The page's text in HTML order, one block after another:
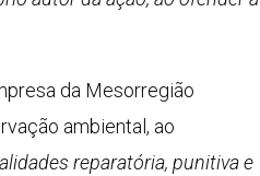
da Mesorregião
ambiental, ao
reparatória, punitiva e